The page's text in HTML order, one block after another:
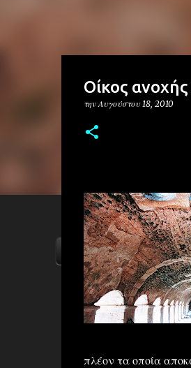
ΑΡΧΙΚΗ
Οίκος
τηνΑυγούστου 18, 2010
πλέον τα οποία